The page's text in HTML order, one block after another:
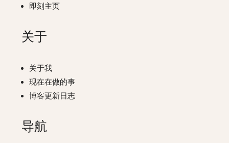
即刻主页
关于
关于我
现在在做的事
博客更新日志
导航